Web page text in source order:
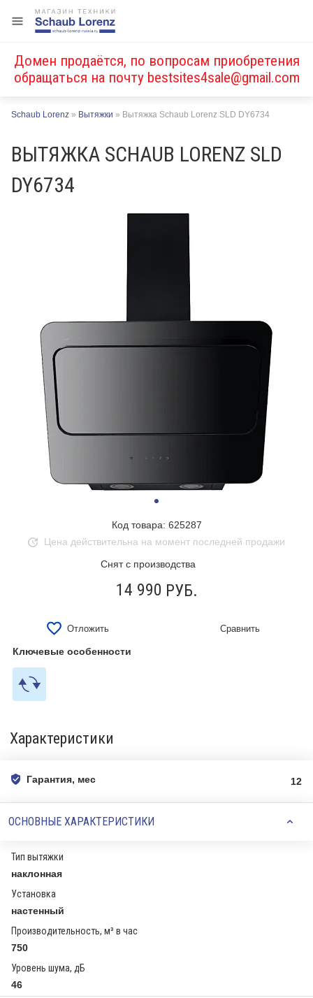
Домен продаётся, по вопросам приобретения
обращаться на почту bestsites4sale@gmail.com
Schaub Lorenz » Вытяжки » Вытяжка Schaub Lorenz SLD DY6734
ВЫТЯЖКА SCHAUB LORENZ SLD
DY6734
Код товара: 625287
Снят с производства
Цена действительна на момент последней продажи
14 990 РУБ.
Отложить Сравнить
Ключевые особенности
Характеристики
Гарантия, мес 12
ОСНОВНЫЕ ХАРАКТЕРИСТИКИ
Тип вытяжки
наклонная
Установка
настенный
Производительность, м³ в час
750
Уровень шума, дБ
46